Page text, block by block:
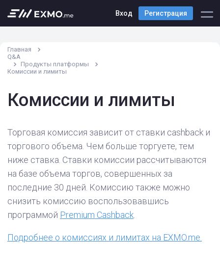
Вход Регистрация
Главная
Q&A
Продукты платформы
Комиссии и лимиты
Комиссии и лимиты
Торговая комиссия зависит от ставки cashback и
торгового объема. Чем больше торгуете, тем
ниже ставка. Ставки комиссии рассчитываются
на базе объема торгов, совершенных за
последние 30 дней. Комиссию также можно
снизить комиссию воспользовавшись
программой Premium Cashback
Подробнее о комиссиях и лимитах на EXMO.me.